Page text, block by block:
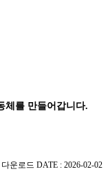
체를 만들어갑니다.
다운로드 DATE : 2026-02-02